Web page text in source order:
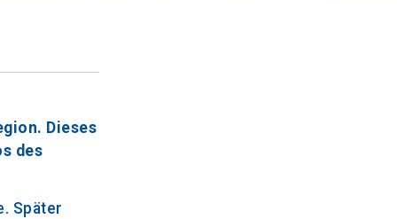
Dieses
des
Später